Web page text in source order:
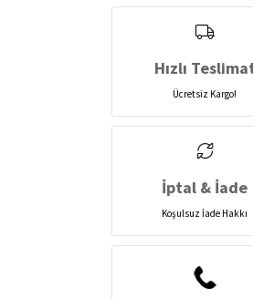
Hızlı
Ücretsiz Kargo!
İptal & İade
Koşulsuz İade Hakkı